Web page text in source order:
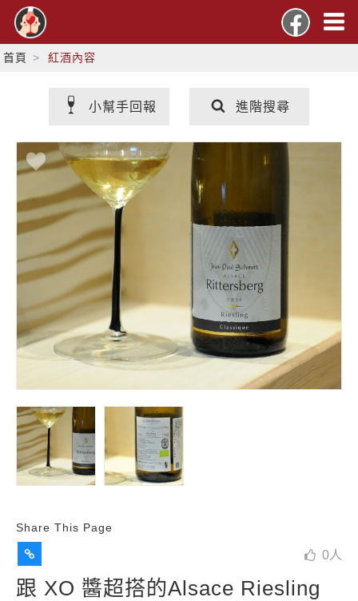
首頁 紅酒內容
小幫手回報 進階搜尋
Share This Page
0人
跟 XO 醬超搭的Alsace Riesling